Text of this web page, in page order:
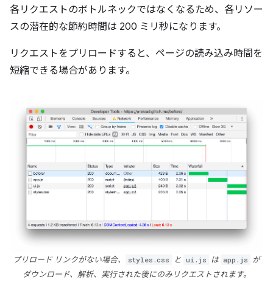
各リクエストのボトルネックではなくなるため、各リソー
スの潜在的な節約時間は 200 ミリ秒になります。
リクエストをプリロードすると、ページの読み込み時間を
短縮できる場合があります。
プリロード リンクがない場合、 styles.css と ui.js は app.js が
ダウンロード、解析、実行された後にのみリクエストされます。